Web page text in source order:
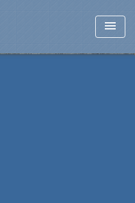
menu